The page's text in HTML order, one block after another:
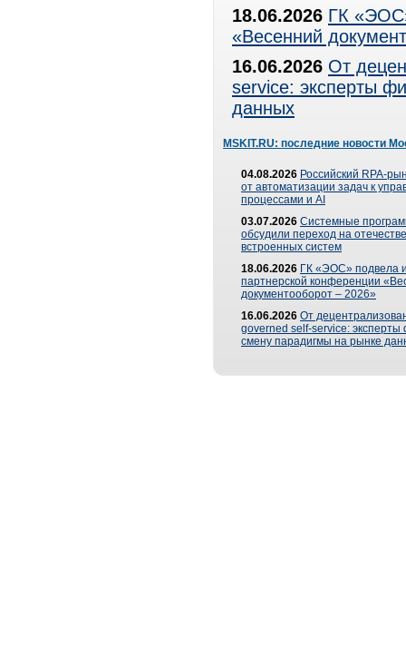
18.06.2026 ГК
«Весенний
16.06.2026 От
service: эксперты
данных
MSKIT.RU: последние новости
04.08.2026 Российский RPA-
от автоматизации задач к
процессами и AI
03.07.2026 Системные
обсудили переход на
встроенных систем
18.06.2026 ГК «ЭОС» подвела
партнерской конференции
документооборот – 2026»
16.06.2026 От
governed self-service: эксперты
смену парадигмы на рынке